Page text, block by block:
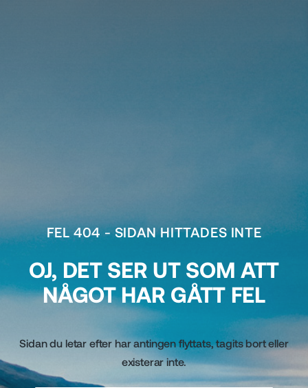
FEL 404 - SIDAN HITTADES INTE
OJ, DET SER UT SOM ATT
NÅGOT HAR GÅTT FEL
Sidan du letar efter har antingen flyttats, tagits bort eller
existerar inte.